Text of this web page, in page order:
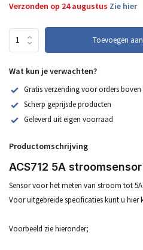
Verzonden op 24 augustus Zie hier
Toevoegen
Wat kun je verwachten?
Gratis verzending voor orders boven
Scherp geprijsde producten
Geleverd uit eigen voorraad
Productomschrijving
ACS712 5A
Sensor voor het meten van stroom tot 5A.
Voor uitgebreide specificaties kunt u hier
Voorbeeld zie hieronder;